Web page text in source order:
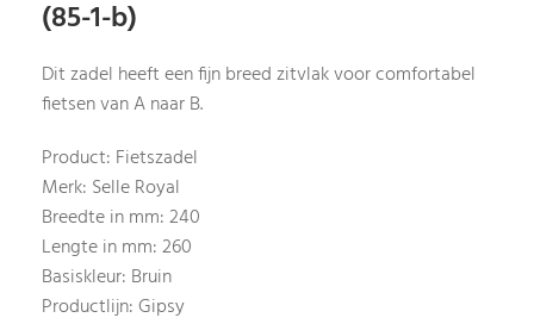
(85-1-b)
Dit zadel heeft een fijn breed zitvlak voor comfortabel
fietsen van A naar B.
Product: Fietszadel
Merk: Selle Royal
Breedte in mm: 240
Lengte in mm: 260
Basiskleur: Bruin
Productlijn: Gipsy